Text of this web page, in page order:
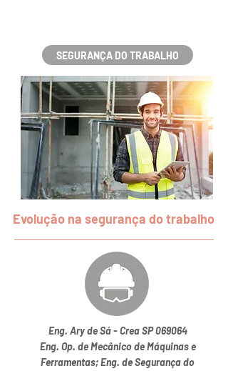
SEGURANÇA DO TRABALHO
Evolução na segurança do trabalho
Eng. Ary de Sá - Crea SP 069064
Eng. Op. de Mecânico de Máquinas e
Ferramentas; Eng. de Segurança do